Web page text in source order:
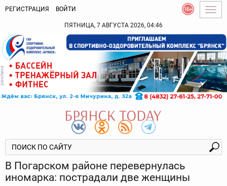
РЕГИСТРАЦИЯ ВОЙТИ
ПЯТНИЦА, 7 АВГУСТА 2026, 04:46
В Погарском районе перевернулась
иномарка: пострадали две женщины